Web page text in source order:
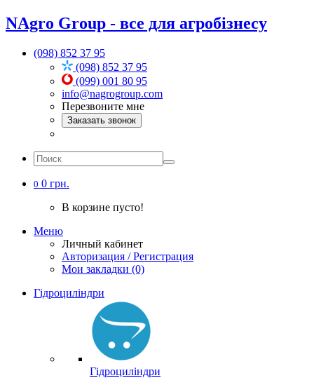
NAgro Group - все для агробізнесу
(098) 852 37 95
(098) 852 37 95
(099) 001 80 95
info@nagrogroup.com
Перезвоните мне
Заказать звонок
0 0 грн.
В корзине пусто!
Меню
Личный кабинет
Авторизация / Регистрация
Мои закладки (0)
Гідроциліндри
Гідроциліндри